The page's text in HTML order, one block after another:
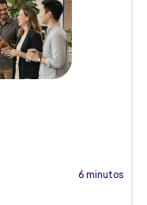
6 minutos